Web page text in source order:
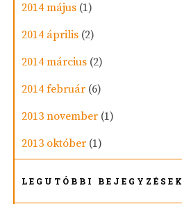
2014 május (1)
2014 április (2)
2014 március (2)
2014 február (6)
2013 november (1)
2013 október (1)
LEGUTÓBBI BEJEGYZÉSEK